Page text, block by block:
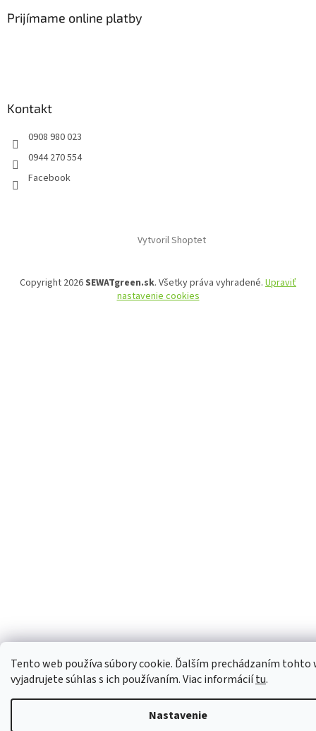
Tento web používa súbory cookie. Ďalším prechádzaním tohto
vyjadrujete súhlas s ich používaním. Viac informáciítu.
Nastavenie
Prijímame online platby
Kontakt
0908 980 023
0944 270 554
Facebook
Vytvoril Shoptet
Copyright 2026SEWATgreen.sk. Všetky práva vyhradené. Upraviť
nastavenie cookies